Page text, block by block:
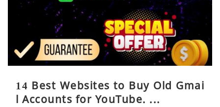
14 Best Websites to Buy Old Gmai
l Accounts for YouTube. ...